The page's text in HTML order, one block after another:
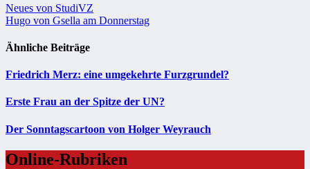
Beitragsnavigation
Neues von StudiVZ
Hugo von Gsella am Donnerstag
Ähnliche Beiträge
Friedrich Merz: eine umgekehrte Furzgrundel?
Erste Frau an der Spitze der UN?
Der Sonntagscartoon von Holger Weyrauch
Online-Rubriken